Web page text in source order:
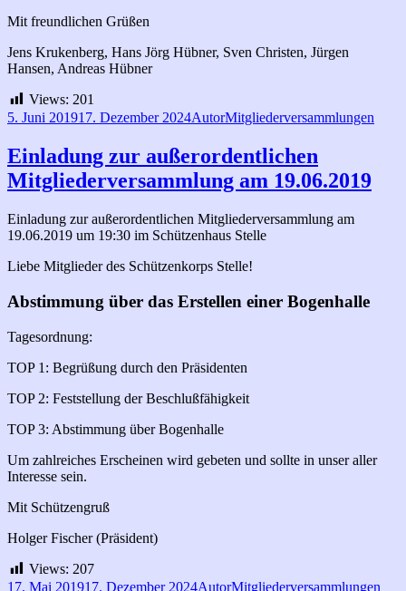
Mit freundlichen Grüßen
Jens Krukenberg, Hans Jörg Hübner, Sven Christen, Jürgen
Hansen, Andreas Hübner
Views: 201
Veröffentlicht
5. Juni 201917. Dezember 2024Autor
AutorKategorien
Mitgliederversammlungen
Einladung zur außerordentlichen
Mitgliederversammlung am 19.06.2019
Einladung zur außerordentlichen Mitgliederversammlung am
19.06.2019 um 19:30 im Schützenhaus Stelle
Liebe Mitglieder des Schützenkorps Stelle!
Abstimmung über das Erstellen einer Bogenhalle
Tagesordnung:
TOP 1: Begrüßung durch den Präsidenten
TOP 2: Feststellung der Beschlußfähigkeit
TOP 3: Abstimmung über Bogenhalle
Um zahlreiches Erscheinen wird gebeten und sollte in unser aller
Interesse sein.
Mit Schützengruß
Holger Fischer (Präsident)
Views: 207
Veröffentlicht
17. Mai 201917. Dezember 2024Autor
AutorKategorien
Mitgliederversammlungen